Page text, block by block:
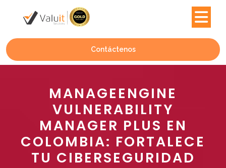
Contáctenos
MANAGEENGINE
VULNERABILITY
MANAGER PLUS EN
COLOMBIA: FORTALECE
TU CIBERSEGURIDAD